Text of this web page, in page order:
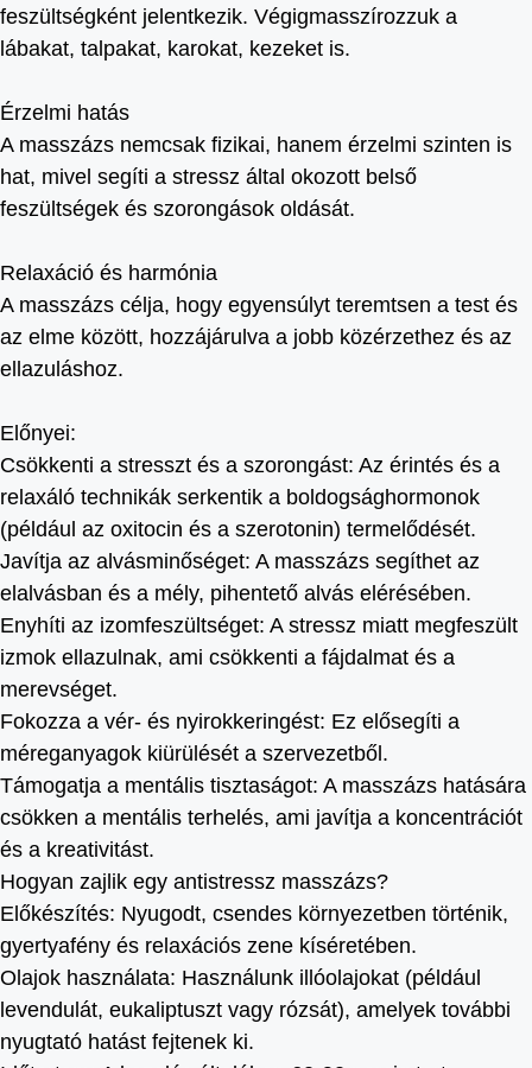
feszültségként jelentkezik. Végigmasszírozzuk a
lábakat, talpakat, karokat, kezeket is.
Érzelmi hatás
A masszázs nemcsak fizikai, hanem érzelmi szinten is
hat, mivel segíti a stressz által okozott belső
feszültségek és szorongások oldását.
Relaxáció és harmónia
A masszázs célja, hogy egyensúlyt teremtsen a test és
az elme között, hozzájárulva a jobb közérzethez és az
ellazuláshoz.
Előnyei:
Csökkenti a stresszt és a szorongást: Az érintés és a
relaxáló technikák serkentik a boldogsághormonok
(például az oxitocin és a szerotonin) termelődését.
Javítja az alvásminőséget: A masszázs segíthet az
elalvásban és a mély, pihentető alvás elérésében.
Enyhíti az izomfeszültséget: A stressz miatt megfeszült
izmok ellazulnak, ami csökkenti a fájdalmat és a
merevséget.
Fokozza a vér- és nyirokkeringést: Ez elősegíti a
méreganyagok kiürülését a szervezetből.
Támogatja a mentális tisztaságot: A masszázs hatására
csökken a mentális terhelés, ami javítja a koncentrációt
és a kreativitást.
Hogyan zajlik egy antistressz masszázs?
Előkészítés: Nyugodt, csendes környezetben történik,
gyertyafény és relaxációs zene kíséretében.
Olajok használata: Használunk illóolajokat (például
levendulát, eukaliptuszt vagy rózsát), amelyek további
nyugtató hatást fejtenek ki.